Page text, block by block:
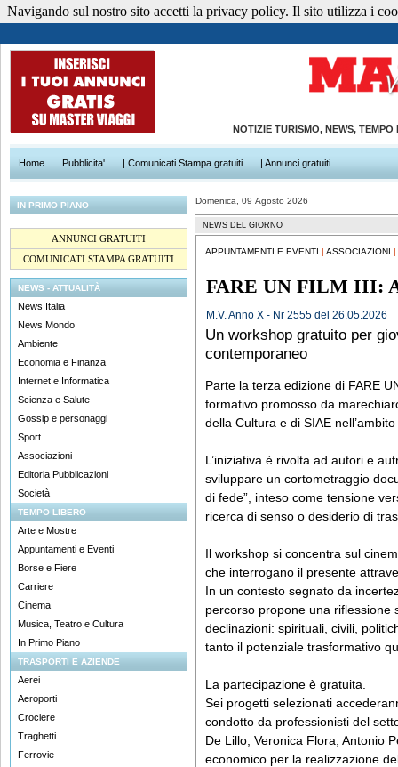
NOTIZIE TURISMO, NEWS,
Home Pubblicita' | Comunicati Stampa gratuiti | Annunci gratuiti
IN PRIMO PIANO
ANNUNCI GRATUITI
COMUNICATI STAMPA GRATUITI
NEWS - ATTUALITÀ
News Italia
News Mondo
Ambiente
Economia e Finanza
Internet e Informatica
Scienza e Salute
Gossip e personaggi
Sport
Associazioni
Editoria Pubblicazioni
Società
TEMPO LIBERO
Arte e Mostre
Appuntamenti e Eventi
Borse e Fiere
Carriere
Cinema
Musica, Teatro e Cultura
In Primo Piano
TRASPORTI E AZIENDE
Aerei
Aeroporti
Crociere
Traghetti
Ferrovie
Domenica, 09 Agosto 2026
NEWS DEL GIORNO
APPUNTAMENTI E EVENTI | ASSOCIAZIONI |
FARE UN FILM III:
M.V. Anno X - Nr 2555 del 26.05.2026
Un workshop gratuito per
contemporaneo
Parte la terza edizione di FARE
formativo promosso da
della Cultura e di SIAE
L’iniziativa è rivolta ad autori e
sviluppare un cortometraggio
di fede”, inteso come tensione
ricerca di senso o desiderio di
Il workshop si concentra sul
che interrogano il presente
In un contesto segnato da
percorso propone una riflessione
declinazioni: spirituali, civili,
tanto il potenziale trasformativo
La partecipazione è gratuita.
Sei progetti selezionati
condotto da professionisti del
De Lillo, Veronica Flora, Antonio
economico per la realizzazione
Navigando sul nostro sito accetti la privacy policy. Il sito utilizza i